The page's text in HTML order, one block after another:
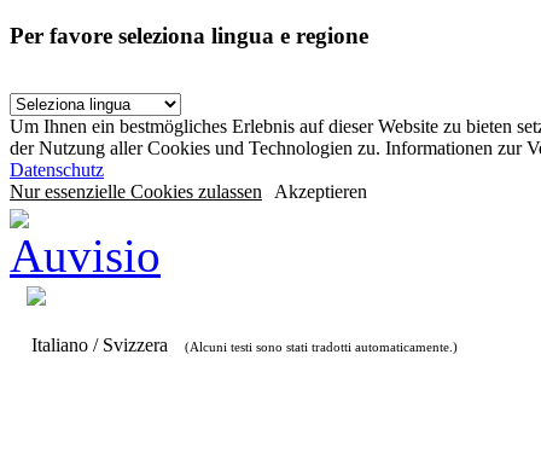
Per favore seleziona lingua e regione
Um Ihnen ein bestmögliches Erlebnis auf dieser Website zu bieten
der Nutzung aller Cookies und Technologien zu. Informationen zur
Datenschutz
Nur essenzielle Cookies zulassen Akzeptieren
Italiano / Svizzera (Alcuni testi sono stati tradotti automaticamente.)